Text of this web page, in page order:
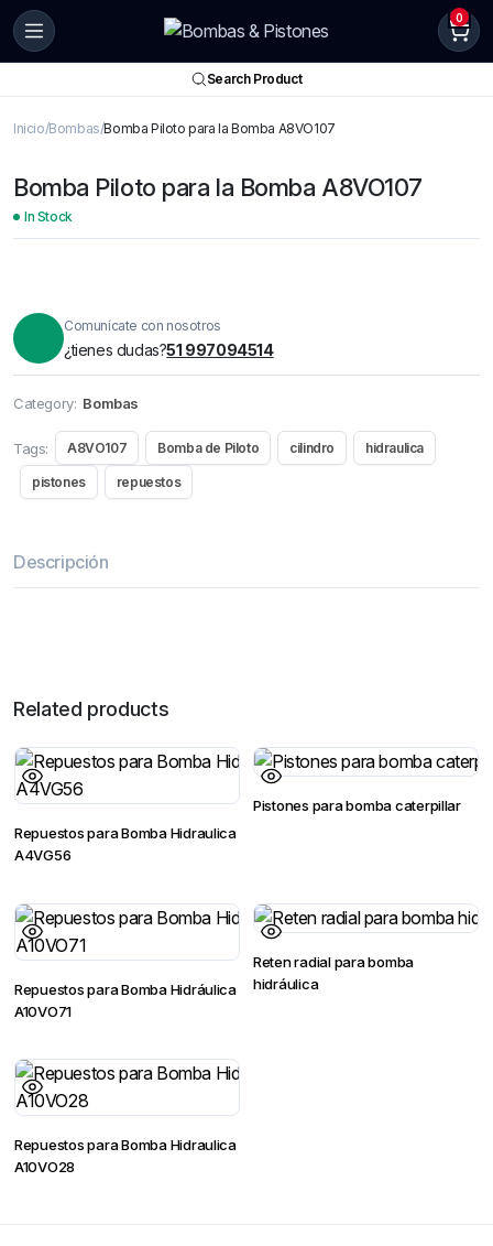
0
Search Product
Inicio Bombas Bomba Piloto para la Bomba A8VO107
Bomba Piloto para la Bomba A8VO107
In Stock
Comunícate con nosotros
¿tienes dudas?51 997094514
Category: Bombas
Tags: A8VO107 Bomba de Piloto cilindro hidraulica
pistones repuestos
Descripción
Related products
Repuestos para Bomba Hidraulica
A4VG56
Pistones para bomba caterpillar
Repuestos para Bomba Hidráulica
A10VO71
Reten radial para bomba
hidráulica
Repuestos para Bomba Hidraulica
A10VO28